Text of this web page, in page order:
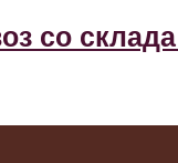
со